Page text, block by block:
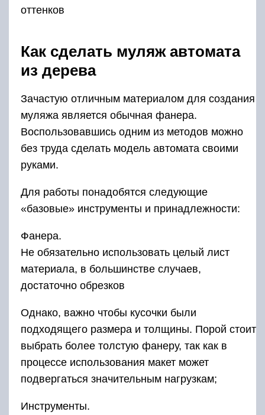
оттенков
Как сделать муляж автомата
из дерева
Зачастую отличным материалом для создания
муляжа является обычная фанера.
Воспользовавшись одним из методов можно
без труда сделать модель автомата своими
руками.
Для работы понадобятся следующие
«базовые» инструменты и принадлежности:
Фанера.
Не обязательно использовать целый лист
материала, в большинстве случаев,
достаточно обрезков
Однако, важно чтобы кусочки были
подходящего размера и толщины. Порой стоит
выбрать более толстую фанеру, так как в
процессе использования макет может
подвергаться значительным нагрузкам;
Инструменты.